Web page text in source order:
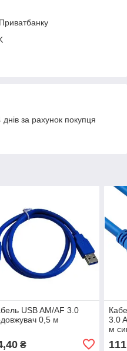
за рахунок покупця
USB AM/AF 3.0
0,5 м
₴
3.0
м